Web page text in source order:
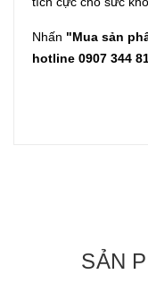
Nhấn "Mua sản
hotline 0907 344
SẢN